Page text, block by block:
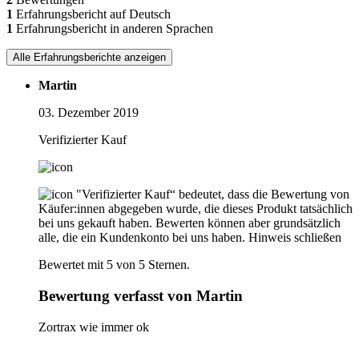
1 Erfahrungsbericht auf Deutsch
1 Erfahrungsbericht in anderen Sprachen
Alle Erfahrungsberichte anzeigen
Martin
03. Dezember 2019
Verifizierter Kauf
"Verifizierter Kauf“ bedeutet, dass die Bewertung von
Käufer:innen abgegeben wurde, die dieses Produkt tatsächlich
bei uns gekauft haben. Bewerten können aber grundsätzlich
alle, die ein Kundenkonto bei uns haben. Hinweis schließen
Bewertet mit 5 von 5 Sternen.
Bewertung verfasst von Martin
Zortrax wie immer ok